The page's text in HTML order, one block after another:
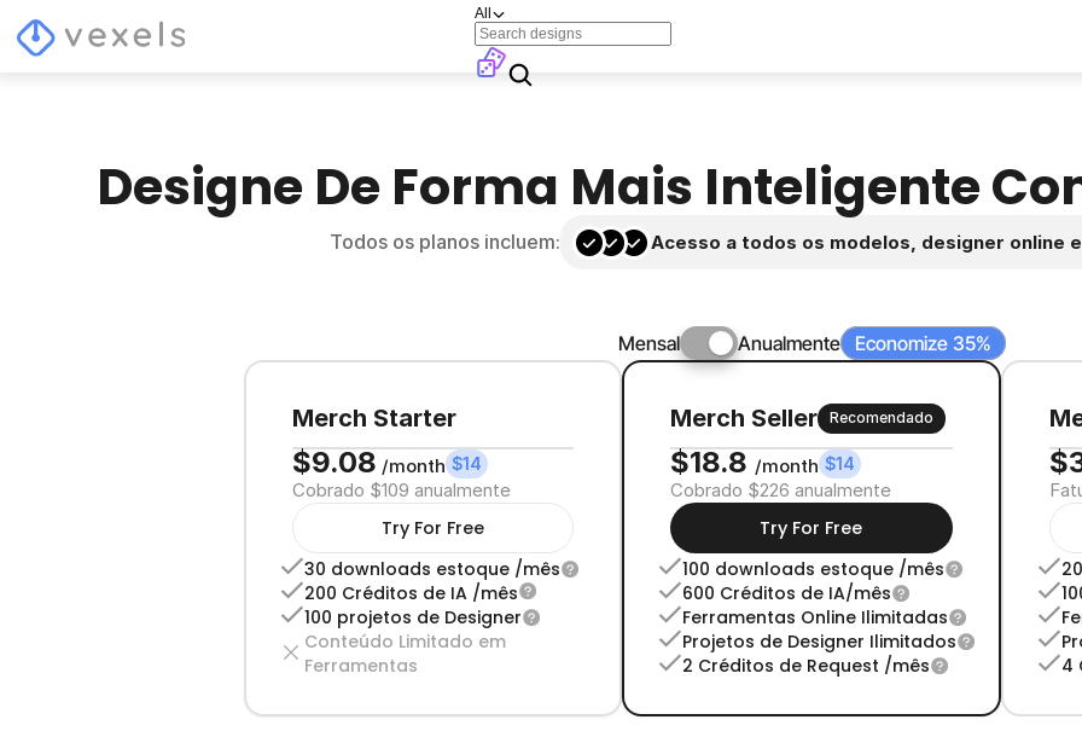
All
Designe De Forma Mais Inteligente
Todos os planos incluem: Acesso a todos os modelos, designer online
Mensal Anualmente Economize 35%
Merch Starter
$9.08 /month $14
Cobrado $109 anualmente
Try For Free
30 downloads estoque /mês
200 Créditos de IA /mês
100 projetos de Designer
Conteúdo Limitado em
Ferramentas
Merch Seller Recomendado
$18.8 /month $14
Cobrado $226 anualmente
Try For Free
100 downloads estoque /mês
600 Créditos de IA/mês
Ferramentas Online Ilimitadas
Projetos de Designer Ilimitados
2 Créditos de Request /mês
4